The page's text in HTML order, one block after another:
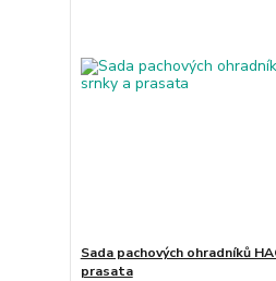
Sada pachových ohradníků
prasata